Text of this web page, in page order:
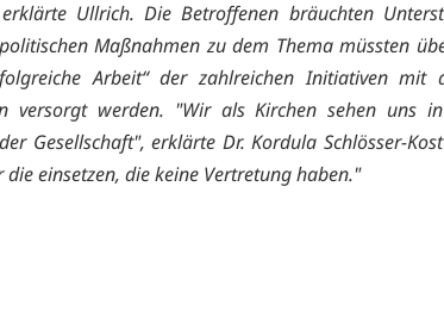
Ullrich. Die Betroffenen bräuchten
Maßnahmen zu dem Thema müssten
Arbeit“ der zahlreichen Initiativen mit
versorgt werden. "Wir als Kirchen sehen uns
Gesellschaft", erklärte Dr. Kordula Schlösser-
einsetzen, die keine Vertretung haben."